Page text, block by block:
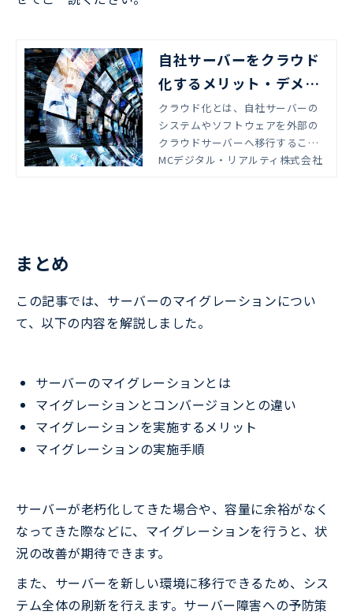
自社サーバーをクラウド
化するメリット・デメリ
ットと注意点
クラウド化とは、自社サーバーの
システムやソフトウェアを外部の
クラウドサーバーへ移行すること
です。クラウドサービスを利用す
MCデジタル・リアルティ株式会社
まとめ
この記事では、サーバーのマイグレーションについ
て、以下の内容を解説しました。
サーバーのマイグレーションとは
マイグレーションとコンバージョンとの違い
マイグレーションを実施するメリット
マイグレーションの実施手順
サーバーが老朽化してきた場合や、容量に余裕がなく
なってきた際などに、マイグレーションを行うと、状
況の改善が期待できます。
また、サーバーを新しい環境に移行できるため、シス
テム全体の刷新を行えます。サーバー障害への予防策